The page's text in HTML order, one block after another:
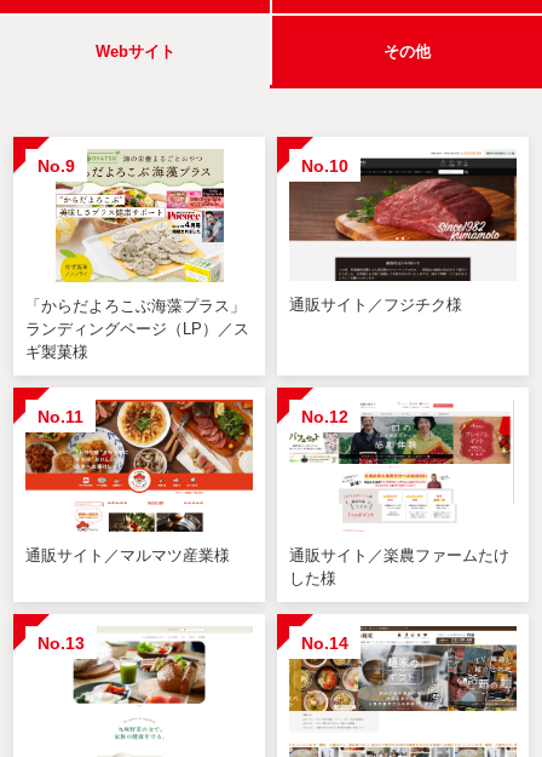
Webサイト その他
No.9
「からだよろこぶ海藻プラス」
ランディングページ（LP）／ス
ギ製菓様
No.10
通販サイト／フジチク様
No.11
通販サイト／マルマツ産業様
No.12
通販サイト／楽農ファームたけ
した様
No.13 No.14